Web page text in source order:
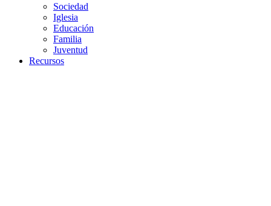
Sociedad
Iglesia
Educación
Familia
Juventud
Recursos